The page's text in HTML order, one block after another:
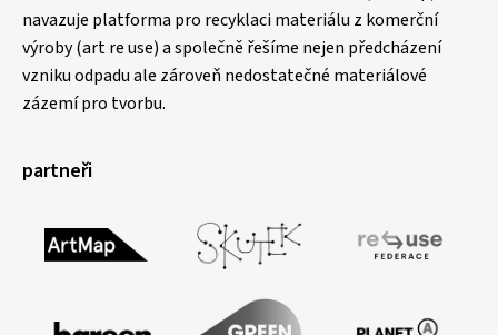
navazuje platforma pro recyklaci materiálu z komerční
výroby (art re use) a společně řešíme nejen předcházení
vzniku odpadu ale zároveň nedostatečné materiálové
zázemí pro tvorbu.
partneři